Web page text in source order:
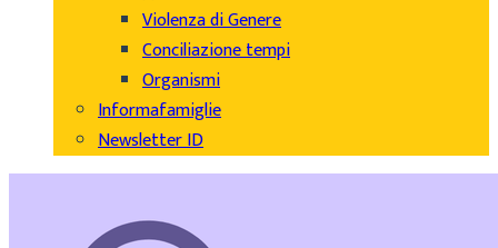
Violenza di Genere
Conciliazione tempi
Organismi
Informafamiglie
Newsletter ID